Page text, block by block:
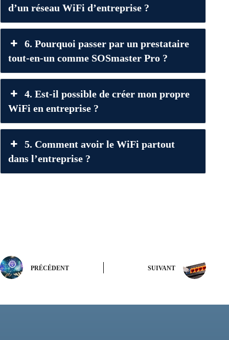
d’un réseau WiFi d’entreprise ?
6. Pourquoi passer par un prestataire
tout-en-un comme SOSmaster Pro ?
4. Est-il possible de créer mon propre
WiFi en entreprise ?
5. Comment avoir le WiFi partout
dans l’entreprise ?
PRÉCÉDENT SUIVANT